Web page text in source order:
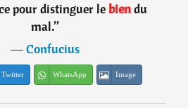
pour distinguer lebiendu
mal.”
―Confucius
Twitter WhatsApp Image